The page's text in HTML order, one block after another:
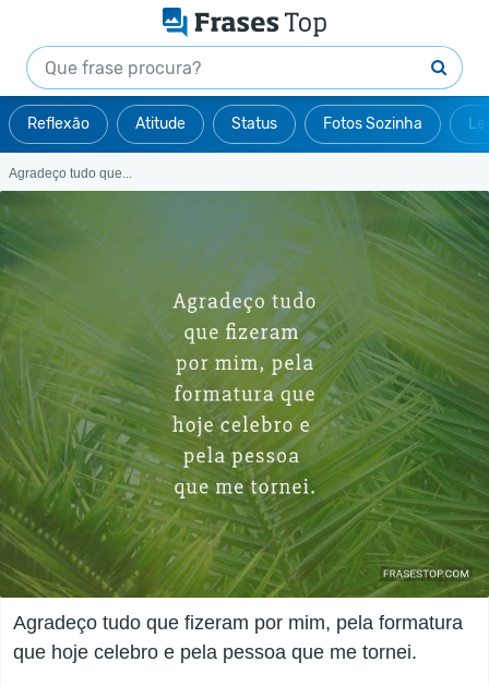
Reflexão Atitude Status Fotos Sozinha
Agradeço tudo que...
Agradeço tudo que fizeram por mim, pela formatura
que hoje celebro e pela pessoa que me tornei.